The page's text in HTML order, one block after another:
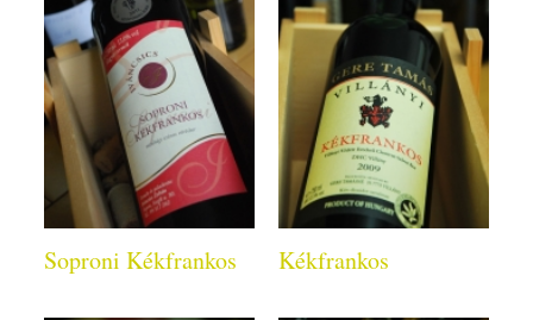
Soproni Kékfrankos Kékfrankos